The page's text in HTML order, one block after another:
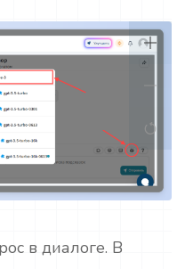
в диалоге. В